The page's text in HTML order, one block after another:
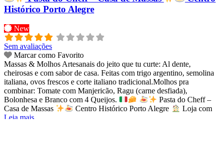
Histórico Porto Alegre
New
Sem avaliações
Marcar como Favorito
Massas & Molhos Artesanais do jeito que tu curte: Al dente,
cheirosas e com sabor de casa. Feitas com trigo argentino, semolina
italiana, ovos frescos e corte italiano tradicional.Molhos pra
combinar: Tomate com Manjericão, Ragu (carne desfiada),
Bolonhesa e Branco com 4 Queijos.
Pasta do Cheff –
Casa de Massas
Centro Histórico Porto Alegre
Loja com
Leia mais...